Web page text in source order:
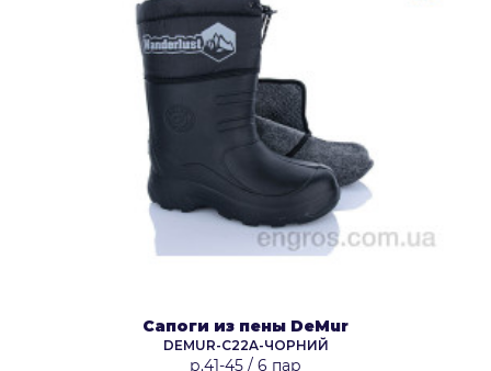
Сапоги из пены DeMur
DEMUR-C22A-ЧОРНИЙ
р.41-45 / 6 пар